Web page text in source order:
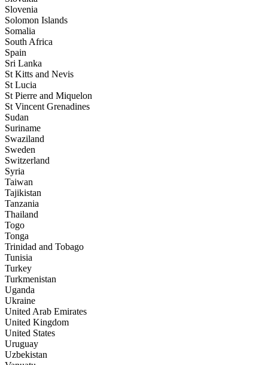
Slovenia
Solomon Islands
Somalia
South Africa
Spain
Sri Lanka
St Kitts and Nevis
St Lucia
St Pierre and Miquelon
St Vincent Grenadines
Sudan
Suriname
Swaziland
Sweden
Switzerland
Syria
Taiwan
Tajikistan
Tanzania
Thailand
Togo
Tonga
Trinidad and Tobago
Tunisia
Turkey
Turkmenistan
Uganda
Ukraine
United Arab Emirates
United Kingdom
United States
Uruguay
Uzbekistan